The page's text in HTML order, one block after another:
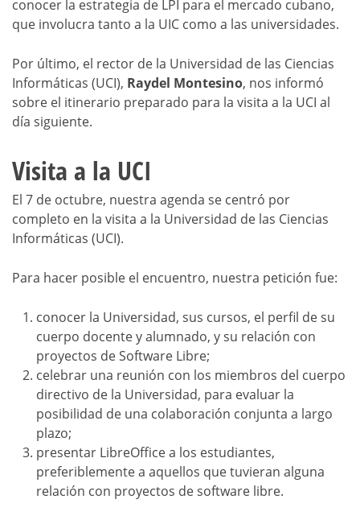
conocer la estrategia de LPI para el mercado cubano,
que involucra tanto a la UIC como a las universidades.
Por último, el rector de la Universidad de las Ciencias
Informáticas (UCI), Raydel Montesino, nos informó
sobre el itinerario preparado para la visita a la UCI al
día siguiente.
Visita a la UCI
El 7 de octubre, nuestra agenda se centró por
completo en la visita a la Universidad de las Ciencias
Informáticas (UCI).
Para hacer posible el encuentro, nuestra petición fue:
conocer la Universidad, sus cursos, el perfil de su
cuerpo docente y alumnado, y su relación con
proyectos de Software Libre;
celebrar una reunión con los miembros del cuerpo
directivo de la Universidad, para evaluar la
posibilidad de una colaboración conjunta a largo
plazo;
presentar LibreOffice a los estudiantes,
preferiblemente a aquellos que tuvieran alguna
relación con proyectos de software libre.